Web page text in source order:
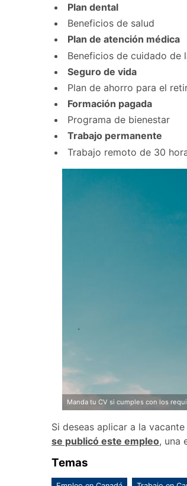
Plan dental
Beneficios de salud
Plan de atención médica
Beneficios de cuidado de
Seguro de vida
Plan de ahorro para el
Formación pagada
Programa de bienestar
Trabajo permanente
Trabajo remoto de 30
Manda tu CV si cumples con los
Si deseas aplicar a la
se publicó este empleo, una
Temas